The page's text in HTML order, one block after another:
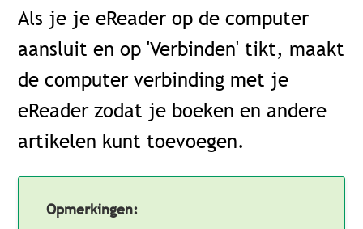
Als je je eReader op de computer
aansluit en op 'Verbinden' tikt, maakt
de computer verbinding met je
eReader zodat je boeken en andere
artikelen kunt toevoegen.
Opmerkingen: